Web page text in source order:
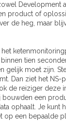
Development
product of
de heg, maar
tien
gelijk moet zijn.
Dan ziet het NS-
de reiziger deze
bouwden een
ophaalt. Je kunt
op een bepaalde